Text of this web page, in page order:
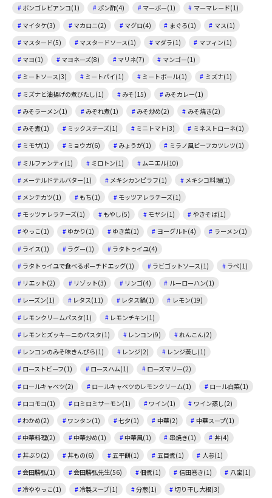
ボンゴレビアンコ(1)
ポン酢(4) マーボー(1)
マーマレード(1)
マイタケ(3)
マカロニ(2) マグロ(4) まぐろ(1)
マス(1)
マスタード(5)
マスタードソース(1) マダラ(1)
マフィン(1)
マヨ(1)
マヨネーズ(8) マリネ(7)
マンゴー(1)
ミートソース(3)
ミートパイ(1) ミートボール(1)
ミズナ(1)
ミズナと油揚げの煮びたし(1)
みそ(15)
みそカレー(1)
みそラーメン(1)
みぞれ煮(1) みそ炒め(2)
みそ焼き(2)
みそ煮(1)
ミックスチーズ(1) ミニトマト(3)
ミネストローネ(1)
ミモザ(1)
ミョウガ(6) みょうが(1)
ミラノ風ビーフカツレツ(1)
ミルファンティ(1)
ミロトン(1)
ムニエル(10)
メーテルドテルバター(1)
メキシカンピラフ(1)
メキシコ料理(1)
メンチカツ(1)
もち(1)
モッツアレラチーズ(1)
モッツァレラチーズ(1)
もやし(5) モヤシ(1)
やきそば(1)
やっこ(1)
ゆかり(1) ゆき菜(1) ヨーグルト(4)
ラーメン(1)
ライス(1)
ラグー(1)
ラタトゥイユ(4)
ラタトゥイユで食べるポーチドエッグ(1)
ラビゴットソース(1)
ラペ(1)
リエット(2)
リゾット(3) リンゴ(4)
ルーローハン(1)
レーズン(1)
レタス(11) レタス鍋(1)
レモン(19)
レモンクリームパスタ(1)
レモンチキン(1)
レモンとズッキーニのパスタ(1)
レンコン(9)
れんこん(2)
レンコンのみそ味きんぴら(1)
レンジ(2)
レンジ蒸し(1)
ローストビーフ(1)
ロースハム(1)
ローズマリー(2)
ロールキャベツ(2)
ロールキャベツのレモンクリーム(1)
ロール白菜(1)
ロコモコ(1)
ロミロミサーモン(1) ワイン(1)
ワイン蒸し(2)
わかめ(2)
ワンタン(1) 七夕(1) 中華(2)
中華スープ(1)
中華料理(2)
中華炒め(1) 中華風(1) 串焼き(1)
丼(4)
丼ぶり(2)
丼もの(6) 五平餅(1) 五目煮(1)
人参(1)
会田勝弘(1)
会田勝弘先生(56) 佃煮(1) 信田巻き(1)
八宝(1)
冷ややっこ(1)
冷製スープ(1) 分葱(1)
切り干し大根(3)